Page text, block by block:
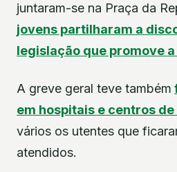
juntaram-se na Praça da
jovens partilharam a
legislação que promove
A greve geral teve também
em hospitais e centros
vários os utentes que
atendidos.